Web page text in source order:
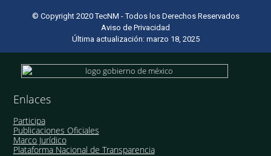
© Copyright 2020 TecNM - Todos los Derechos Reservados
Aviso de Privacidad
Última actualización: marzo 18, 2025
Enlaces
Participa
Publicaciones Oficiales
Marco Jurídico
Plataforma Nacional de Transparencia